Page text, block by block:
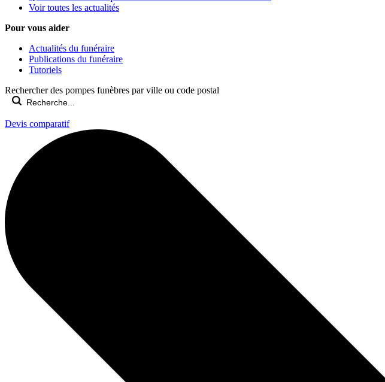
Voir toutes les actualités
Pour vous aider
Actualités du funéraire
Publications du funéraire
Tutoriels
Rechercher des pompes funèbres par ville ou code postal
Devis comparatif